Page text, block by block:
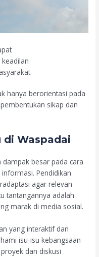
hanya berorientasi pada
sikap dan
di Waspadai
besar pada cara
Pendidikan
agar relevan
tantangannya adalah
marak di media sosial.
yang interaktif dan
isu-isu kebangsaan
dan diskusi